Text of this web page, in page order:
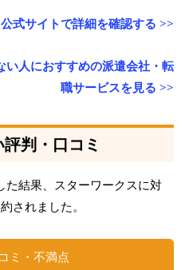
式サイトで詳細を確認する >>
い人におすすめの派遣会社・転
職サービスを見る >>
判・口コミ
た結果、スターワークスに対
されました。
ミ・不満点